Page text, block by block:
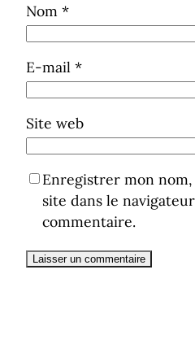
Nom *
E-mail *
Site web
Enregistrer mon
site dans le
commentaire.